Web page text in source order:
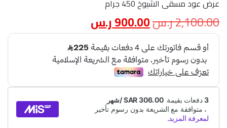
عرض عود مسقى الشيوخ 450 جرام
2,100.00ر.س900.00ر.س